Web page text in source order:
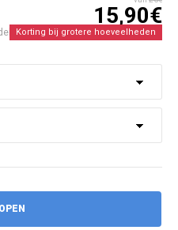
15,90€
Korting bij grotere hoeveelheden